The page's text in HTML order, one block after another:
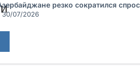
резко сократился
30/07/2026